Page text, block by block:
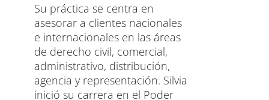
Su práctica se centra en
asesorar a clientes nacionales
e internacionales en las áreas
de derecho civil, comercial,
administrativo, distribución,
agencia y representación. Silvia
inició su carrera en el Poder